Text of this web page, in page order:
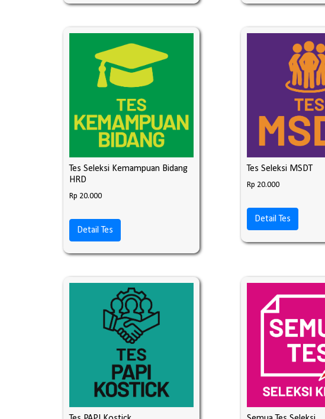
Tes Seleksi Kemampuan Bidang
HRD
Rp 20.000
Detail Tes
Tes Seleksi MSDT
Rp 20.000
Detail Tes